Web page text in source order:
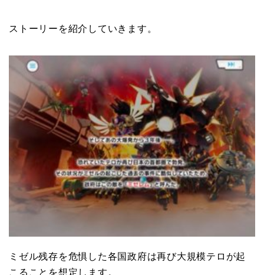
ストーリーを紹介していきます。
ミゼル残存を危惧した各国政府は再び大規模テロが起
こることを想定します。